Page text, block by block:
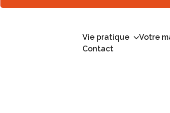
Vie pratique Votre
Contact